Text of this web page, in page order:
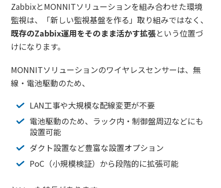
ZabbixとMONNITソリューションを組み合わせた環境
監視は、「新しい監視基盤を作る」取り組みではなく、
既存のZabbix運用をそのまま活かす拡張という位置づ
けになります。
MONNITソリューションのワイヤレスセンサーは、無
線・電池駆動のため、
LAN工事や大規模な配線変更が不要
電池駆動のため、ラック内・制御盤周辺などにも
設置可能
ダクト設置など豊富な設置オプション
PoC（小規模検証）から段階的に拡張可能